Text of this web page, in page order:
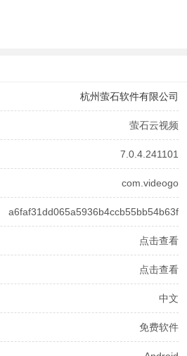
杭州萤石软件有限公司
萤石云视频
7.0.4.241101
com.videogo
a6faf31dd065a5936b4ccb55bb54b63f
点击查看
点击查看
中文
免费软件